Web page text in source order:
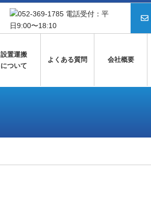
設置運搬
について
よくある質問 会社概要